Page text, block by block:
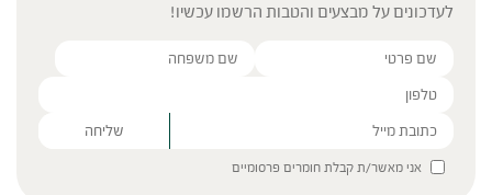
לעדכונים על מבצעים והטבות הרשמו עכשיו!
Please leave this field empty.
אני מאשר/ת קבלת חומרים פרסומיים